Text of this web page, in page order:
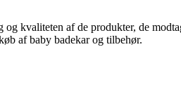
kvaliteten af de produkter, de
af baby badekar og tilbehør.